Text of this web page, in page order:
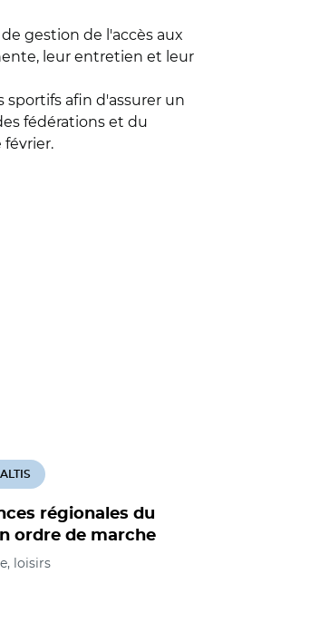
gestion de l'accès aux
leur entretien et leur
afin d'assurer un
fédérations et du
régionales du
ordre de marche
loisirs